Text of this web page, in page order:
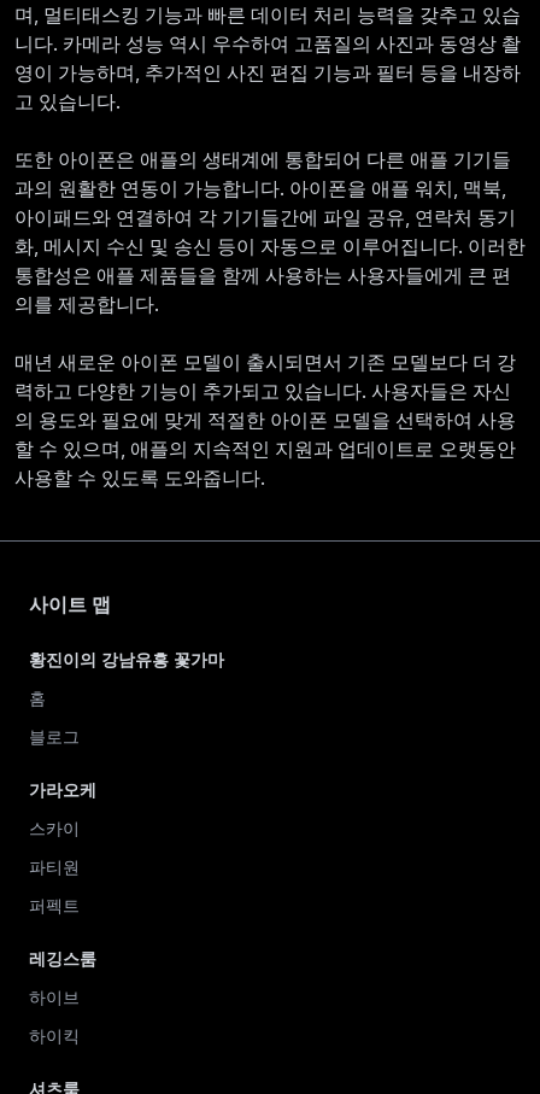
며, 멀티태스킹 기능과 빠른 데이터 처리 능력을 갖추고 있습
니다. 카메라 성능 역시 우수하여 고품질의 사진과 동영상 촬
영이 가능하며, 추가적인 사진 편집 기능과 필터 등을 내장하
고 있습니다.
또한 아이폰은 애플의 생태계에 통합되어 다른 애플 기기들
과의 원활한 연동이 가능합니다. 아이폰을 애플 워치, 맥북,
아이패드와 연결하여 각 기기들간에 파일 공유, 연락처 동기
화, 메시지 수신 및 송신 등이 자동으로 이루어집니다. 이러한
통합성은 애플 제품들을 함께 사용하는 사용자들에게 큰 편
의를 제공합니다.
매년 새로운 아이폰 모델이 출시되면서 기존 모델보다 더 강
력하고 다양한 기능이 추가되고 있습니다. 사용자들은 자신
의 용도와 필요에 맞게 적절한 아이폰 모델을 선택하여 사용
할 수 있으며, 애플의 지속적인 지원과 업데이트로 오랫동안
사용할 수 있도록 도와줍니다.
사이트 맵
황진이의 강남유흥 꽃가마
홈
블로그
가라오케
스카이
파티원
퍼펙트
레깅스룸
하이브
하이킥
셔츠룸